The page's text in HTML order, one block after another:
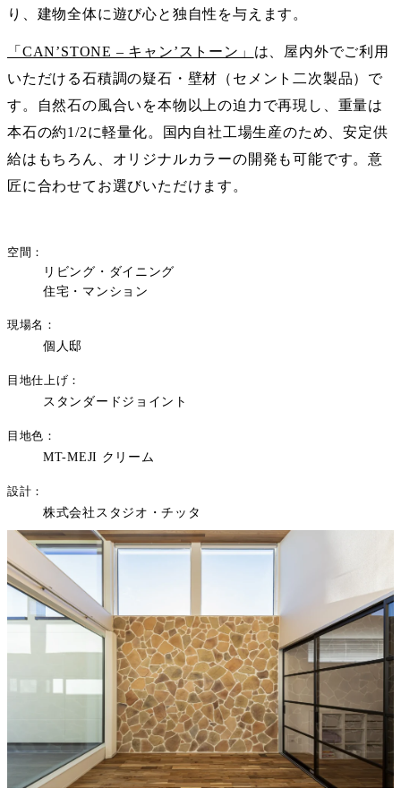
り、建物全体に遊び心と独自性を与えます。
「CAN’STONE – キャン’ストーン」 は、屋内外でご利用
いただける石積調の疑石・壁材（セメント二次製品）で
す。自然石の風合いを本物以上の迫力で再現し、重量は
本石の約1/2に軽量化。国内自社工場生産のため、安定供
給はもちろん、オリジナルカラーの開発も可能です。意
匠に合わせてお選びいただけます。
空間
リビング・ダイニング
住宅・マンション
現場名
個人邸
目地仕上げ
スタンダードジョイント
目地色
MT-MEJI クリーム
設計
株式会社スタジオ・チッタ